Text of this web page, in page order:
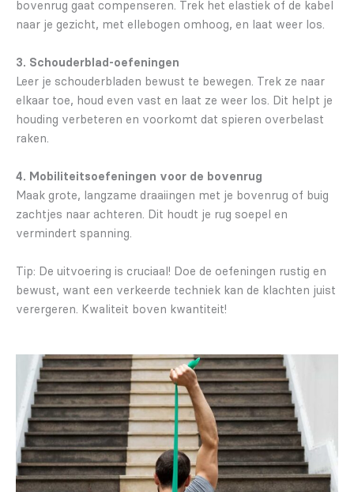
bovenrug gaat compenseren. Trek het elastiek of de kabel
naar je gezicht, met ellebogen omhoog, en laat weer los.
3. Schouderblad-oefeningen
Leer je schouderbladen bewust te bewegen. Trek ze naar
elkaar toe, houd even vast en laat ze weer los. Dit helpt je
houding verbeteren en voorkomt dat spieren overbelast
raken.
4. Mobiliteitsoefeningen voor de bovenrug
Maak grote, langzame draaiingen met je bovenrug of buig
zachtjes naar achteren. Dit houdt je rug soepel en
vermindert spanning.
Tip: De uitvoering is cruciaal! Doe de oefeningen rustig en
bewust, want een verkeerde techniek kan de klachten juist
verergeren. Kwaliteit boven kwantiteit!